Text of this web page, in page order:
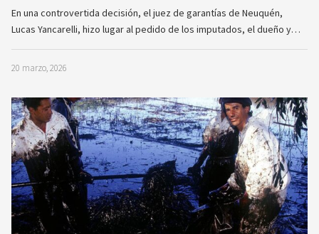
En una controvertida decisión, el juez de garantías de Neuquén,
Lucas Yancarelli, hizo lugar al pedido de los imputados, el dueño y…
20 marzo, 2026